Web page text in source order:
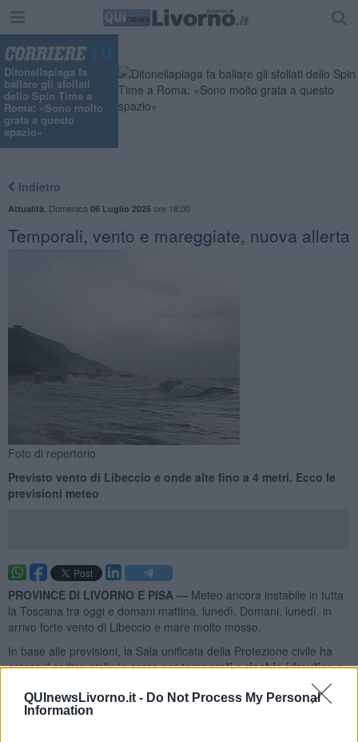
QUInewsLivorno.it - Do Not Process My Personal
Information
Ditonellapiaga fa
ballare gli sfollati
dello Spin Time a
Roma: «Sono molto
grata a questo
spazio»
Indietro
Attualità Domenica 06 Luglio 2025ore 18:00
Temporali, vento e mareggiate, nuova allerta
Foto di repertorio
Previsto vento di Libeccio e onde alte fino a 4 metri. Ecco le
previsioni meteo
PROVINCE DI LIVORNO E PISA — Meteo ancora instabile in tutta
la Toscana tra oggi e domani mattina, lunedì. Domani, lunedì, in
arrivo forte vento di Libeccio e mare molto mosso.
In base alle previsioni, la Sala unificata della Protezione civile ha
esteso il codice giallo in corso pertemporalierischio idraulico e